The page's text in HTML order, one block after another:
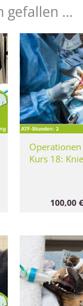
gefallen …
Kurs 18:
100,00 €